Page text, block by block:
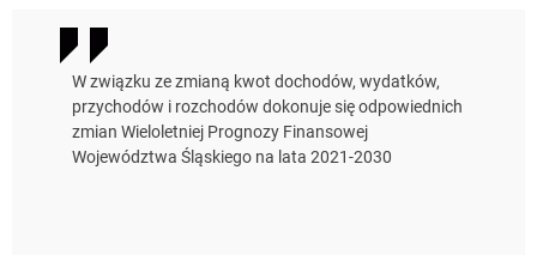
W związku ze zmianą kwot dochodów, wydatków,
przychodów i rozchodów dokonuje się odpowiednich
zmian Wieloletniej Prognozy Finansowej
Województwa Śląskiego na lata 2021-2030